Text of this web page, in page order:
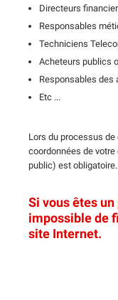
Directeurs
Responsables
Techniciens
Acheteurs publics
Responsables des
Etc ...
Lors du processus
coordonnées de
public) est obligatoire.
Si vous êtes
impossible de
site Internet.